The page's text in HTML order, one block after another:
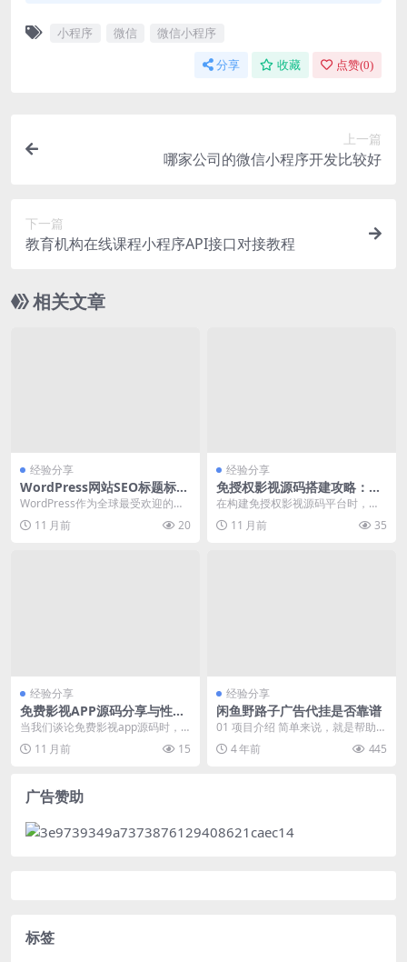
小程序 微信 微信小程序
分享 收藏 点赞(0)
上一篇
哪家公司的微信小程序开发比较好
下一篇
教育机构在线课程小程序API接口对接教程
相关文章
经验分享
WordPress网站SEO标题标签
设置方法详解
WordPress作为全球最受欢迎的内
容管理系统（CMS），其网站seo
优化是每...
11 月前 20
经验分享
免授权影视源码搭建攻略：性
能深度优化实战
在构建免授权影视源码平台时，性
能优化是确保用户体验和系统稳定
性的关键环节。本文将...
11 月前 35
经验分享
免费影视APP源码分享与性能
深度优化实践
当我们谈论免费影视app源码时，
性能优化是一个不容忽视的关键
点。一个高效稳定的系...
11 月前 15
经验分享
闲鱼野路子广告代挂是否靠谱
01 项目介绍 简单来说，就是帮助别
人把他们的商品上架到我们自己的
闲鱼店铺当中获...
4 年前 445
广告赞助
标签